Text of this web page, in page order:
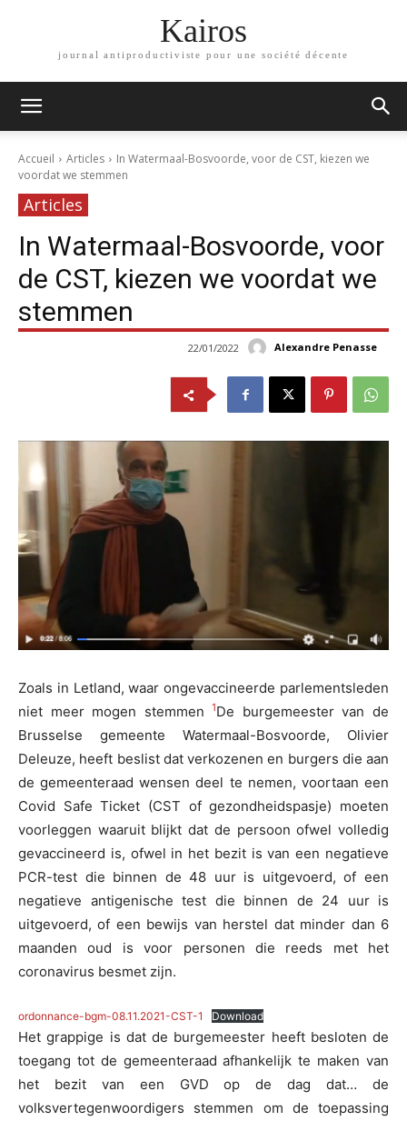
Kairos
journal antiproductiviste pour une société décente
Accueil Articles
In Watermaal-Bosvoorde, voor de CST, kiezen we
voordat we stemmen
Articles
In Watermaal-Bosvoorde, voor
de CST, kiezen we voordat we
stemmen
Alexandre Penasse
22/01/2022
Zoals in Letland, waar ongevaccineerde parlementsleden
niet meer mogen stemmen
1De burgemeester van de
Brusselse gemeente Watermaal-Bosvoorde, Olivier
Deleuze, heeft beslist dat verkozenen en burgers die aan
de gemeenteraad wensen deel te nemen, voortaan een
Covid Safe Ticket (CST of gezondheidspasje) moeten
voorleggen waaruit blijkt dat de persoon ofwel volledig
gevaccineerd is, ofwel in het bezit is van een negatieve
PCR-test die binnen de 48 uur is uitgevoerd, of een
negatieve antigenische test die binnen de 24 uur is
uitgevoerd, of een bewijs van herstel dat minder dan 6
maanden oud is voor personen die reeds met het
coronavirus besmet zijn.
ordonnance-bgm-08.11.2021-CST-1 Download
Het grappige is dat de burgemeester heeft besloten de
toegang tot de gemeenteraad afhankelijk te maken van
het bezit van een GVD op de dag dat… de
volksvertegenwoordigers stemmen om de toepassing